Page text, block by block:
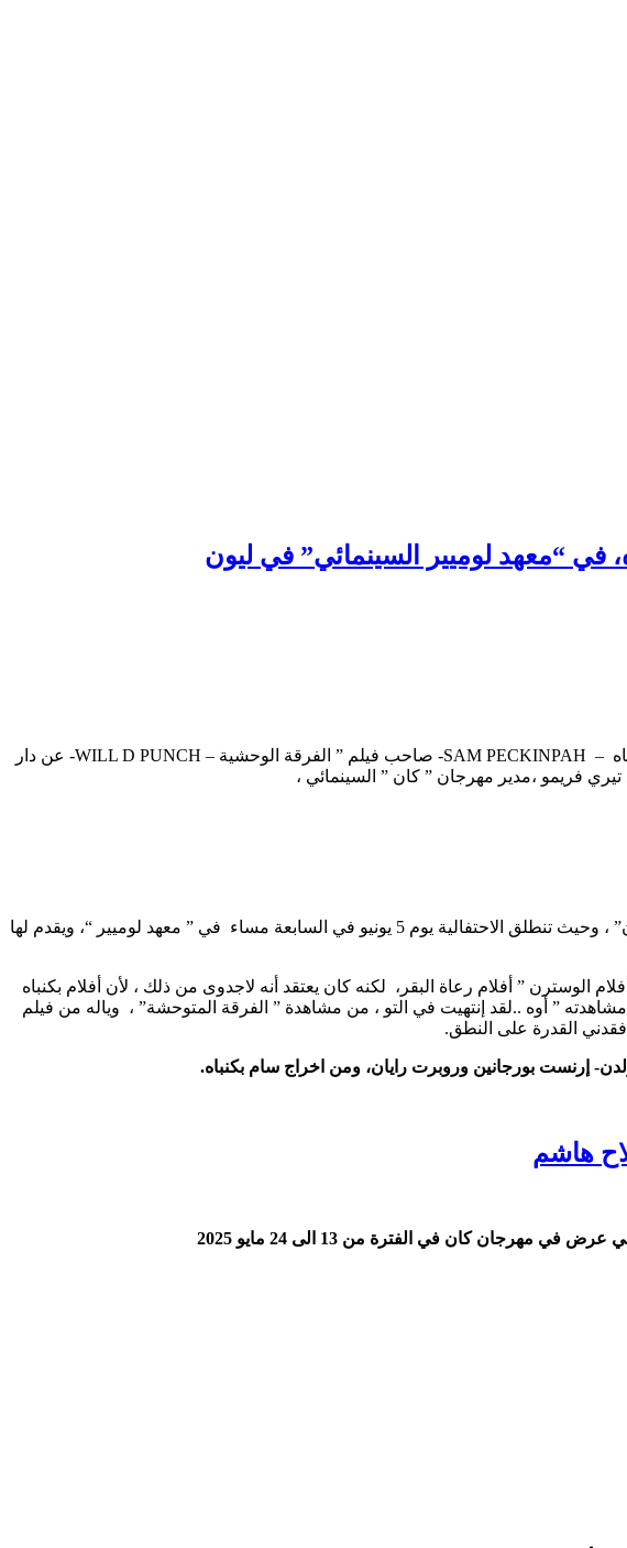
في “معهد لوميير السينمائي” في ليون
بمناسبة صدور كتاب ضخم ،للناقد الفرنسي جيرار كامي ، يتناول السيرة الذاتية الهائلة للمخرج الأمريكي الكبير سام بكنباه – SAM PECKINPAH- صاحب فيلم ” الفرقة الوحشية – WILL D PUNCH- عن دار
فريمو ،مدير مهرجان ” كان ” السينمائي ،
يقدم المعهد إحتفالية إستعادية ” ريتروسبكتيف “، لمشاهدة مجمل أعمال بكنباه الذي حقق إنقلابا في نوع ” أفلام الوسترن” ، وحيث تنطلق الاحتفالية يوم 5 يونيو في السابعة مساء في ” معهد لوميير “، ويقدم لها
الوسترن ” أفلام رعاة البقر، لكنه كان يعتقد أنه لاجدوى من ذلك ، لأن أفلام بكنباه
” أوه ..لقد إنتهيت في التو ، من مشاهدة ” الفرقة المتوحشة” ، وياله من فيلم
القدرة على النطق.